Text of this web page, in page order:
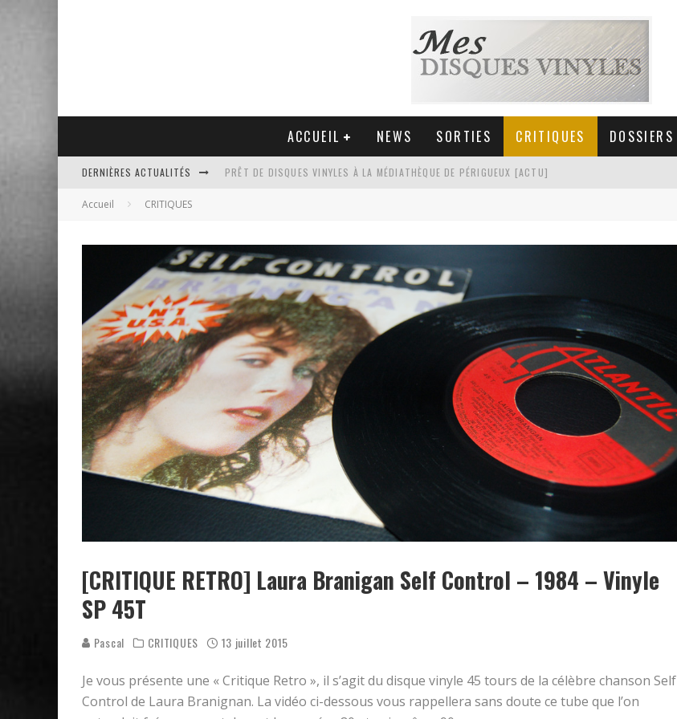
ACCUEIL NEWS SORTIES CRITIQUES DOSSIERS
DERNIÈRES ACTUALITÉS
UN NOUVEAU DISQUAIRE MUSIC NON STOP À STRASBOURG
Accueil CRITIQUES
[CRITIQUE RETRO] Laura Branigan Self Control – 1984 – Vinyle
SP 45T
Pascal CRITIQUES 13 juillet 2015
Je vous présente une « Critique Retro », il s’agit du disque vinyle 45 tours de la célèbre chanson Self
Control de Laura Branignan. La vidéo ci-dessous vous rappellera sans doute ce tube que l’on